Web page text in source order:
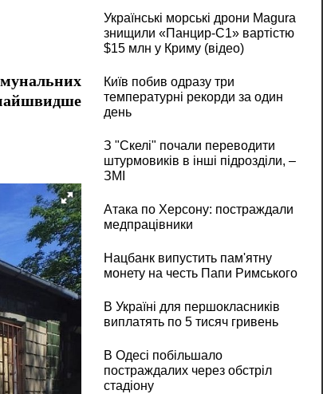
Українські морські дрони Magura
знищили «Панцир-С1» вартістю
$15 млн у Криму (відео)
Київ побив одразу три
температурні рекорди за один
день
З "Скелі" почали переводити
штурмовиків в інші підрозділи, –
ЗМІ
Атака по Херсону: постраждали
медпрацівники
Нацбанк випустить пам'ятну
монету на честь Папи Римського
В Україні для першокласників
виплатять по 5 тисяч гривень
В Одесі побільшало
постраждалих через обстріл
стадіону